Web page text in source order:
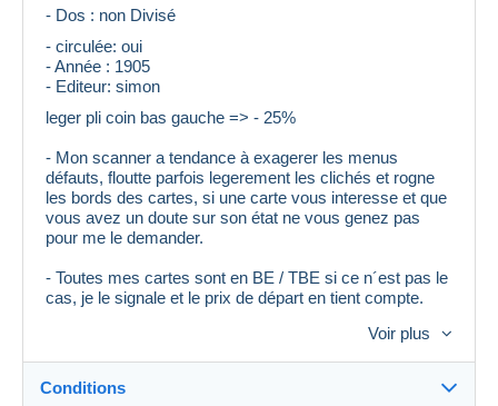
- Dos : non Divisé
- circulée: oui
- Année : 1905
- Editeur: simon
leger pli coin bas gauche => - 25%
- Mon scanner a tendance à exagerer les menus
défauts, floutte parfois legerement les clichés et rogne
les bords des cartes, si une carte vous interesse et que
vous avez un doute sur son état ne vous genez pas
pour me le demander.
- Toutes mes cartes sont en BE / TBE si ce n´est pas le
cas, je le signale et le prix de départ en tient compte.
- Si vous avez un doute, ou besoin d´un renseignement,
n´hesitez pas à poser des questions, j´y reponds
toujours.
Voir plus
Conditions